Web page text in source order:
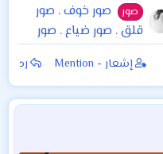
صور
صور خوف . صور
قلق . صور ضياع . صور
فقد . صور الم
إشعار - Mention رد